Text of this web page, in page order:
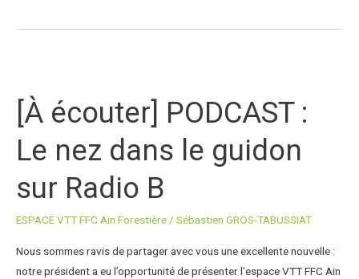
[À écouter] PODCAST :
Le nez dans le guidon
sur Radio B
ESPACE VTT FFC Ain Forestière / Sébastien GROS-TABUSSIAT
Nous sommes ravis de partager avec vous une excellente nouvelle :
notre président a eu l’opportunité de présenter l’espace VTT FFC Ain
PODCAST
dans
guidon
sur
Radio